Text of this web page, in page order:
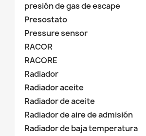
presión de gas de escape
Presostato
Pressure sensor
RACOR
RACORE
Radiador
Radiador aceite
Radiador de aceite
Radiador de aire de admisión
Radiador de baja temperatura